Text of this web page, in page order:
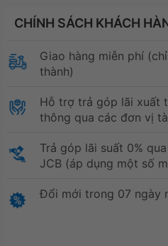
CHÍNH SÁCH KHÁCH
Giao hàng miễn phí
thành)
Hỗ trợ trả góp lãi xuất
thông qua các đơn vị
Trả góp lãi suất 0%
JCB (áp dụng một số
Đổi mới trong 07 ngày